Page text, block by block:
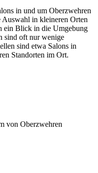
in und um Oberzwehren
in kleineren Orten
ein Blick in die Umgebung
sind oft nur wenige
sind etwa Salons in
Standorten im Ort.
von Oberzwehren